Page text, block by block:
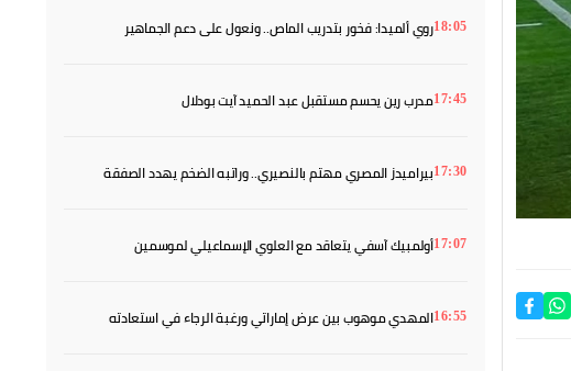
18:05روي ألميدا: فخور بتدريب الماص.. ونعول على دعم الجماهير
17:45مدرب رين يحسم مستقبل عبد الحميد آيت بودلال
17:30بيراميدز المصري مهتم بالنصيري.. وراتبه الضخم يهدد الصفقة
17:07أولمبيك آسفي يتعاقد مع العلوي الإسماعيلي لموسمين
16:55المهدي موهوب بين عرض إماراتي ورغبة الرجاء في استعادته